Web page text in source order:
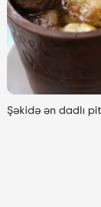
Şəkidə ən dadlı